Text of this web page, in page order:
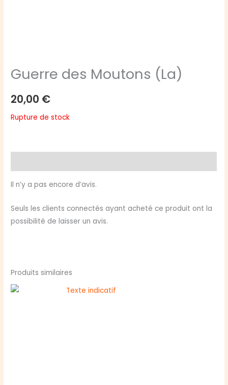
Guerre des Moutons (La)
20,00 €
Rupture de stock
Il n’y a pas encore d’avis.
Seuls les clients connectés ayant acheté ce produit ont la
possibilité de laisser un avis.
Produits similaires